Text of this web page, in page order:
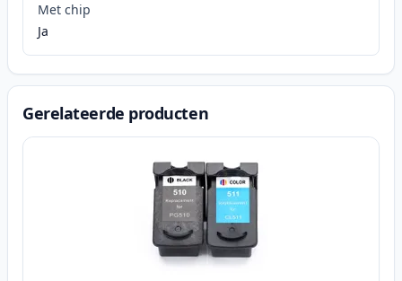
Met chip
Ja
Gerelateerde producten